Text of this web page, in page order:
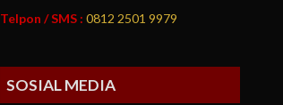
Telpon / SMS : 0812 2501 9979
SOSIAL MEDIA